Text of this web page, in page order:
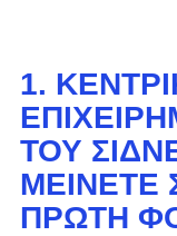
1.
ΤΟΥ
ΜΕΊΝΕΤΕ
ΠΡΏΤΗ